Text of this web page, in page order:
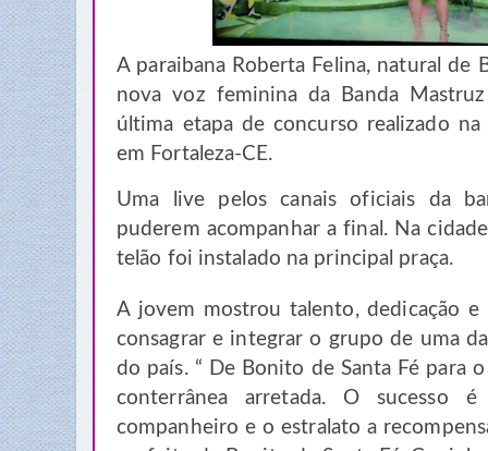
A paraibana Roberta Felina, natural de
nova voz feminina da Banda
última etapa de concurso realizado
em Fortaleza-CE.
Uma live pelos canais oficiais da
puderem acompanhar a final. Na
telão foi instalado na principal praça.
A jovem mostrou talento, dedicação e
consagrar e integrar o grupo de uma
do país. “ De Bonito de Santa Fé para
conterrânea arretada. O
companheiro e o estralato a